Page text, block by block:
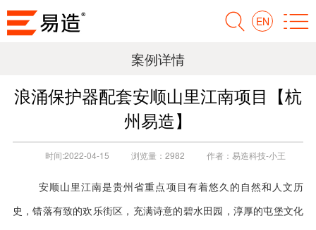
EN
案例详情
浪涌保护器配套安顺山里江南项目【杭
州易造】
时间:2022-04-15 浏览量： 2982 作者： 易造科技-小王
安顺山里江南是贵州省重点项目有着悠久的自然和人文历
史，错落有致的欢乐街区，充满诗意的碧水田园，淳厚的屯堡文化